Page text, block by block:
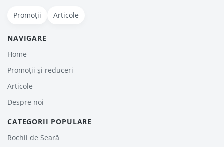
Promoții Articole
NAVIGARE
Home
Promoții și reduceri
Articole
Despre noi
CATEGORII POPULARE
Rochii de Seară